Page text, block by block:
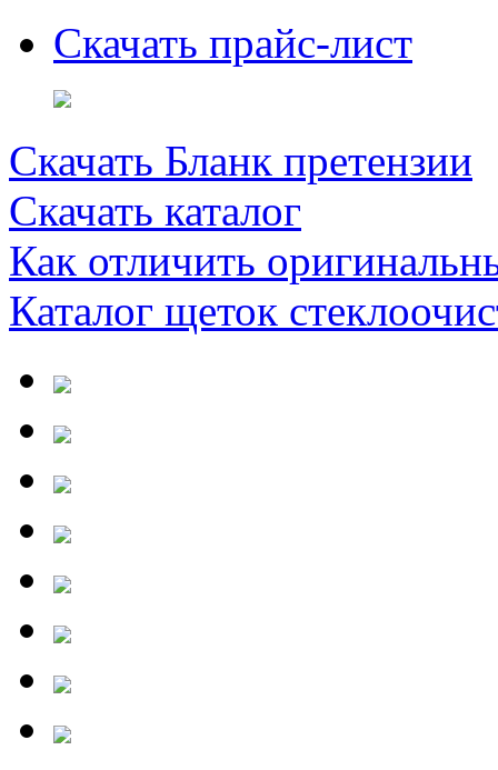
Скачать прайс-лист
Скачать Бланк претензии
Скачать каталог
Как отличить
Каталог щеток